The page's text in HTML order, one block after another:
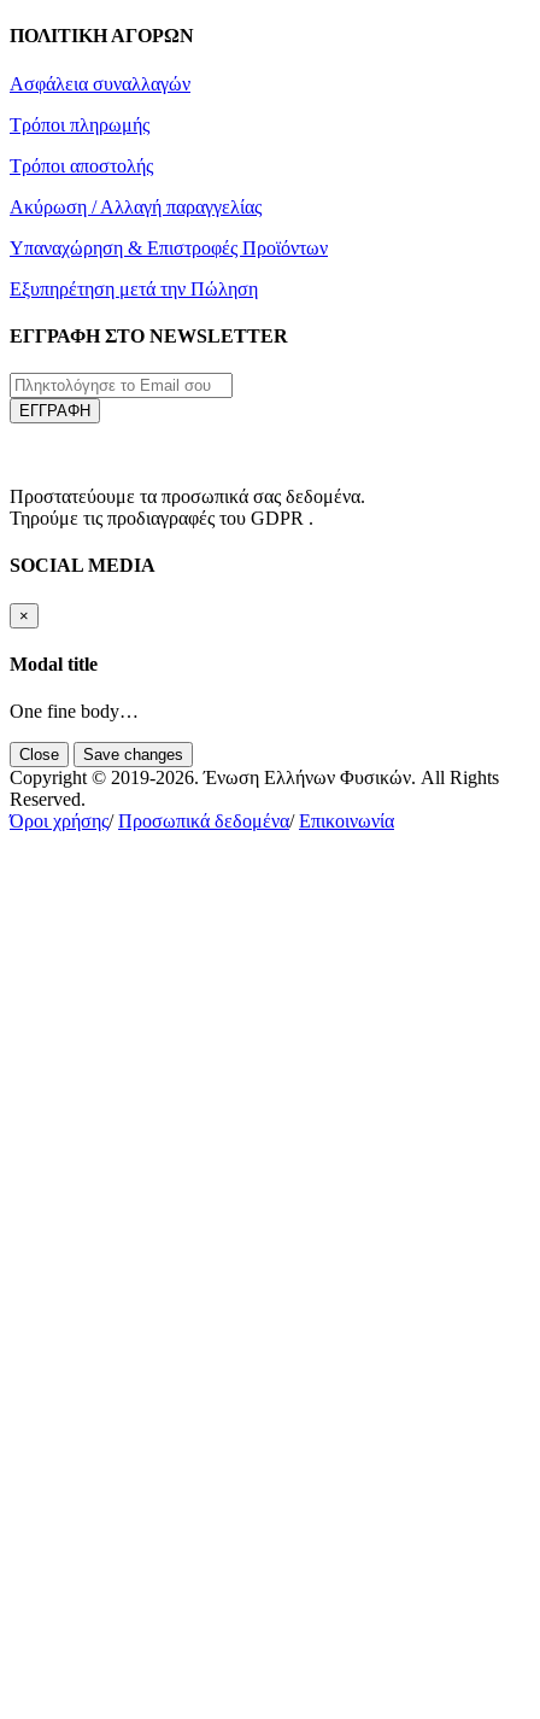
ΠΟΛΙΤΙΚΗ ΑΓΟΡΩΝ
Ασφάλεια συναλλαγών
Τρόποι πληρωμής
Τρόποι αποστολής
Ακύρωση / Αλλαγή παραγγελίας
Υπαναχώρηση & Επιστροφές Προϊόντων
Εξυπηρέτηση μετά την Πώληση
ΕΓΓΡΑΦΗ ΣΤΟ NEWSLETTER
ΕΓΓΡΑΦΗ
Προστατεύουμε τα προσωπικά σας δεδομένα.
Τηρούμε τις προδιαγραφές του GDPR .
SOCIAL MEDIA
×
Modal title
One fine body…
Close Save changes
Copyright © 2019-2026. Ένωση Ελλήνων Φυσικών. All Rights
Reserved.
Όροι χρήσης/Προσωπικά δεδομένα/Επικοινωνία